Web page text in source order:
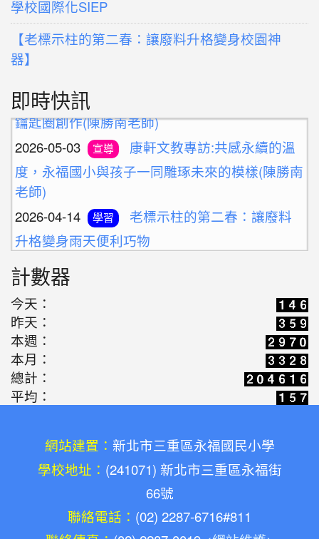
學校國際化SIEP
【老標示柱的第二春：讓廢料升格變身校園神
器】
即時快訊
2026-05-10 活動
新北候用校長參訪團之廢料
藝術創作體驗(陳勝南老師)
鑰匙圈創作(陳勝南老師)
2026-05-03 宣導
康軒文教專訪:共感永續的溫
度，永福國小與孩子一同雕琢未來的模樣(陳勝南
老師)
2026-04-14
升格變身雨天便利巧物
2026-03-16 學習
歡迎光臨解憂百貨公司(施婷
婷老師)
2026-05-10
新北候用校長參訪團之廢料
藝術創作體驗(陳勝南老師)
2026-05-03
教師增能研習-廢料藝術環保
鑰匙圈創作(陳勝南老師)
2026-05-03
康軒文教專訪:共感永續的溫
老師)
2026-04-14 學習
老標示柱的第二春：讓廢料
升格變身雨天便利巧物
2026-03-16 學習
歡迎光臨解憂百貨公司(施婷
計數器
今天：
昨天：
本週：
本月：
總計：
平均：
網站建置： 新北市三重區永福國民小學
學校地址： (241071) 新北市三重區永福街
66號
聯絡電話： (02) 2287-6716#811